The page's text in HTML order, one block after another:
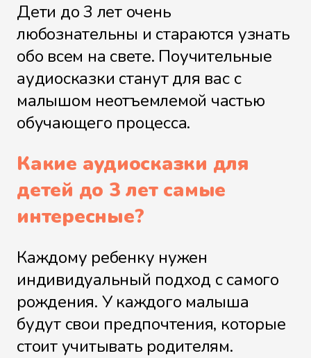
Дети до 3 лет очень
любознательны и стараются узнать
обо всем на свете. Поучительные
аудиосказки станут для вас с
малышом неотъемлемой частью
обучающего процесса.
Какие аудиосказки для
детей до 3 лет самые
интересные?
Каждому ребенку нужен
индивидуальный подход с самого
рождения. У каждого малыша
будут свои предпочтения, которые
стоит учитывать родителям.